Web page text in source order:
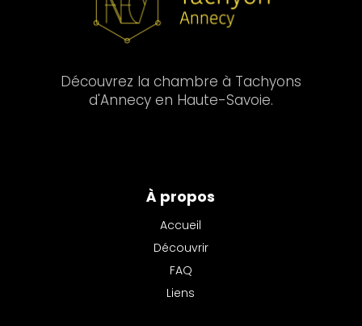
Découvrez la chambre à Tachyons
d'Annecy en Haute-Savoie.
À propos
Accueil
Découvrir
FAQ
Liens